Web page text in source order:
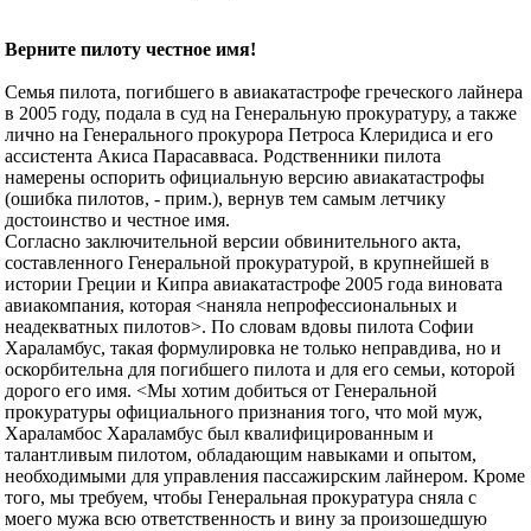
Верните пилоту честное имя!
Семья пилота, погибшего в авиакатастрофе греческого лайнера
в 2005 году, подала в суд на Генеральную прокуратуру, а также
лично на Генерального прокурора Петроса Клеридиса и его
ассистента Акиса Парасавваса. Родственники пилота
намерены оспорить официальную версию авиакатастрофы
(ошибка пилотов, - прим.), вернув тем самым летчику
достоинство и честное имя.
Согласно заключительной версии обвинительного акта,
составленного Генеральной прокуратурой, в крупнейшей в
истории Греции и Кипра авиакатастрофе 2005 года виновата
авиакомпания, которая <наняла непрофессиональных и
неадекватных пилотов>. По словам вдовы пилота Софии
Хараламбус, такая формулировка не только неправдива, но и
оскорбительна для погибшего пилота и для его семьи, которой
дорого его имя. <Мы хотим добиться от Генеральной
прокуратуры официального признания того, что мой муж,
Хараламбос Хараламбус был квалифицированным и
талантливым пилотом, обладающим навыками и опытом,
необходимыми для управления пассажирским лайнером. Кроме
того, мы требуем, чтобы Генеральная прокуратура сняла с
моего мужа всю ответственность и вину за произошедшую